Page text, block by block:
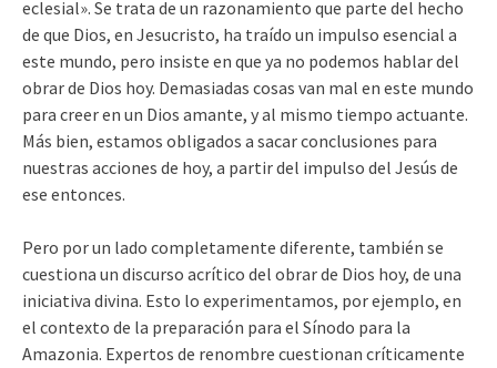
eclesial». Se trata de un razonamiento que parte del hecho
de que Dios, en Jesucristo, ha traído un impulso esencial a
este mundo, pero insiste en que ya no podemos hablar del
obrar de Dios hoy. Demasiadas cosas van mal en este mundo
para creer en un Dios amante, y al mismo tiempo actuante.
Más bien, estamos obligados a sacar conclusiones para
nuestras acciones de hoy, a partir del impulso del Jesús de
ese entonces.
Pero por un lado completamente diferente, también se
cuestiona un discurso acrítico del obrar de Dios hoy, de una
iniciativa divina. Esto lo experimentamos, por ejemplo, en
el contexto de la preparación para el Sínodo para la
Amazonia. Expertos de renombre cuestionan críticamente